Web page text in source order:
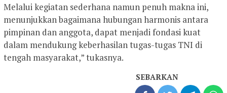
Melalui kegiatan sederhana namun penuh makna ini,
menunjukkan bagaimana hubungan harmonis antara
pimpinan dan anggota, dapat menjadi fondasi kuat
dalam mendukung keberhasilan tugas-tugas TNI di
tengah masyarakat,” tukasnya.
SEBARKAN